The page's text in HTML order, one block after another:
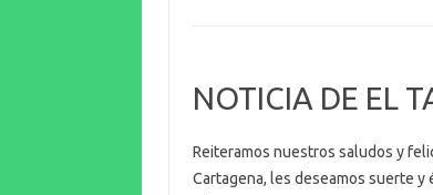
NOTICIA DE EL
Reiteramos nuestros saludos y
Cartagena, les deseamos suerte